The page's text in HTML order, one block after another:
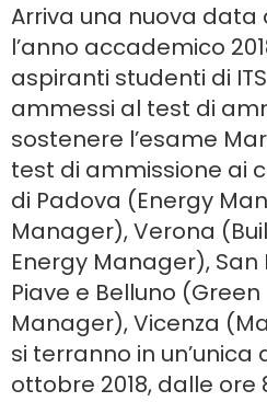
Arriva una nuova data
l’anno accademico
aspiranti studenti di
ammessi al test di
sostenere l’esame
test di ammissione ai
di Padova (Energy
Manager), Verona
Energy Manager), San
Piave e Belluno (Green
Manager), Vicenza
si terranno in
ottobre 2018, dalle ore